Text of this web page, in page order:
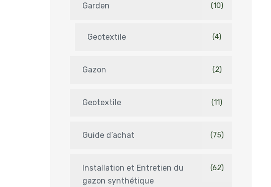
Garden (10)
Geotextile (4)
Gazon (2)
Geotextile (11)
Guide d’achat (75)
Installation et Entretien du
gazon synthétique
(62)